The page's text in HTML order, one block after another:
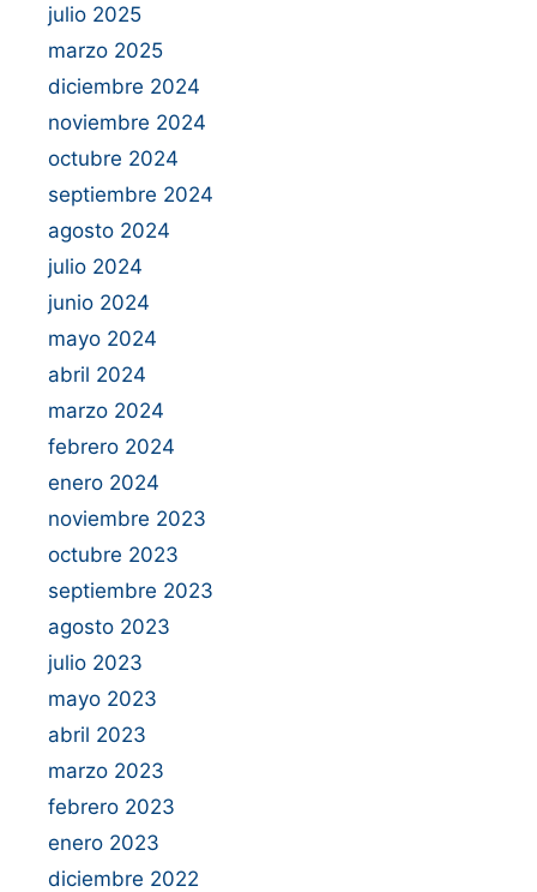
julio 2025
marzo 2025
diciembre 2024
noviembre 2024
octubre 2024
septiembre 2024
agosto 2024
julio 2024
junio 2024
mayo 2024
abril 2024
marzo 2024
febrero 2024
enero 2024
noviembre 2023
octubre 2023
septiembre 2023
agosto 2023
julio 2023
mayo 2023
abril 2023
marzo 2023
febrero 2023
enero 2023
diciembre 2022